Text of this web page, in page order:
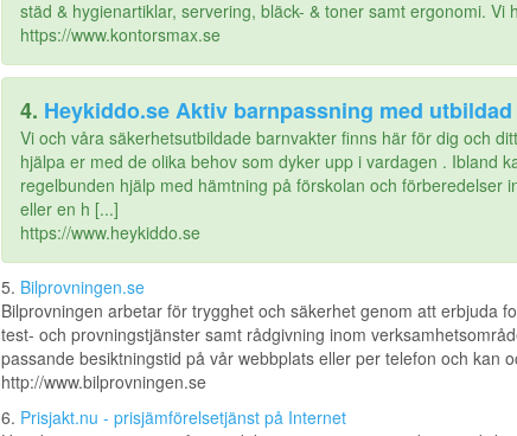
städ & hygienartiklar, servering, bläck- & toner samt ergonomi. Vi
https://www.kontorsmax.se
4. Heykiddo.se Aktiv barnpassning med
Vi och våra säkerhetsutbildade barnvakter finns här för dig och
hjälpa er med de olika behov som dyker upp i vardagen . Ibland
regelbunden hjälp med hämtning på förskolan och förberedelser
eller en h [...]
https://www.heykiddo.se
5. Bilprovningen.se
Bilprovningen arbetar för trygghet och säkerhet genom att erbjuda
test- och provningstjänster samt rådgivning inom
passande besiktningstid på vår webbplats eller per telefon och kan
http://www.bilprovningen.se
6. Prisjakt.nu - prisjämförelsetjänst på Internet